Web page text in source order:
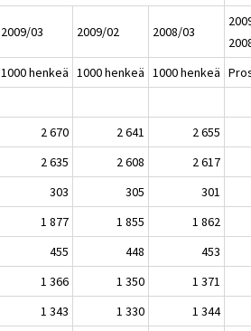
2009/03 2009/02 2008/03
1000 henkeä 1000 henkeä 1000 henkeä
2 670 2 641
2 655
2 635 2 608
2 617
303 305
301
1 877 1 855
1 862
455 448 453
1 366 1 350
1 371
1 343 1 330
1 344